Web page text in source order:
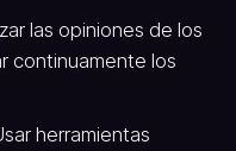
las opiniones de los
continuamente los
herramientas